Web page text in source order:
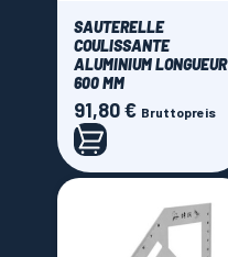
SAUTERELLE
COULISSANTE
ALUMINIUM LONGUEUR
600 MM
Preis
91,80 € Bruttopreis